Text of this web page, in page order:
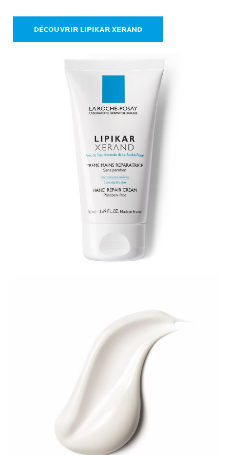
DÉCOUVRIR LIPIKAR XERAND